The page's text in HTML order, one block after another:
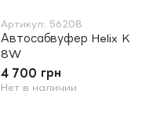
Артикул: 56208
Автосабвуфер Helix K
8W
4 700 грн
Нет в наличии